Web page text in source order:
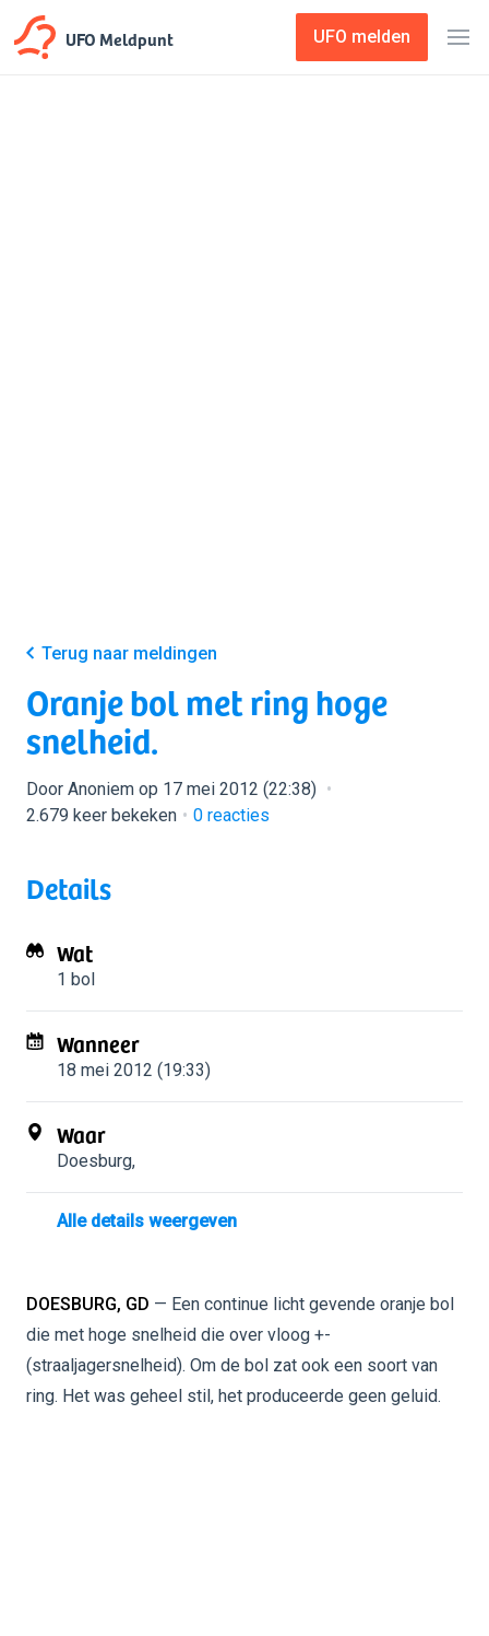
UFO Meldpunt UFO melden
Terug naar meldingen
Oranje bol met ring hoge
snelheid.
Door Anoniem op 17 mei 2012 (22:38)
2.679 keer bekeken
0 reacties
Details
Wat
1 bol
Wanneer
18 mei 2012 (19:33)
Waar
Doesburg,
Alle details weergeven
DOESBURG, GD — Een continue licht gevende oranje bol
die met hoge snelheid die over vloog +-
(straaljagersnelheid). Om de bol zat ook een soort van
ring. Het was geheel stil, het produceerde geen geluid.